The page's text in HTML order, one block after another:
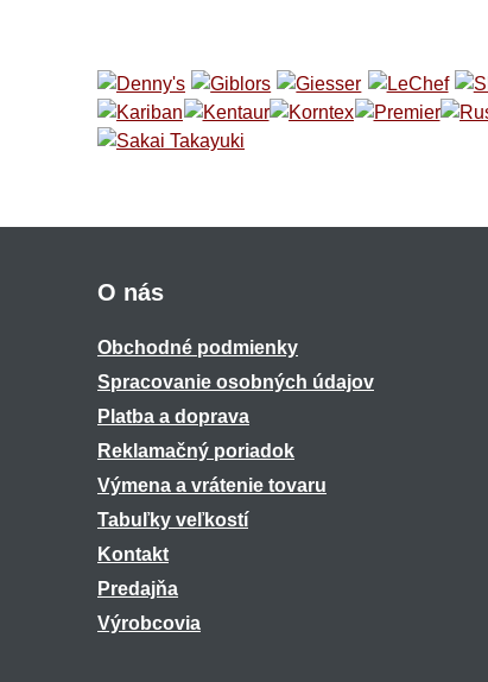
O nás
Obchodné podmienky
Spracovanie osobných údajov
Platba a doprava
Reklamačný poriadok
Výmena a vrátenie tovaru
Tabuľky veľkostí
Kontakt
Predajňa
Výrobcovia